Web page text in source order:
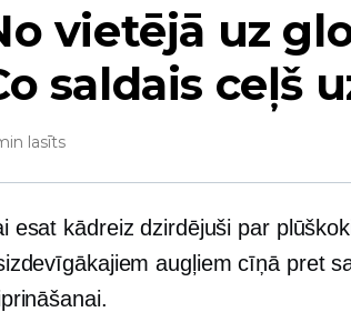
vietējā uz
saldais ceļš
lasīts
esat kādreiz dzirdējuši par
augļiem cīņā pret